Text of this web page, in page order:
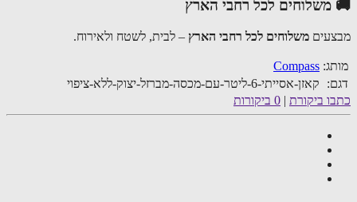
לכל רחבי הארץ
משלוחים לכל רחבי הארץ– לבית, לשטח ולאירוח.
Compass
קאזן-אסייתי-6-ליטר-עם-מכסה-מברזל-יצוק-ללא-ציפוי
ביקורת|0 ביקורות